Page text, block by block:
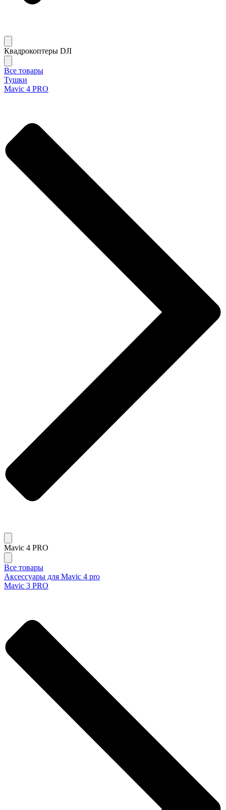
Квадрокоптеры DJI
Все товары
Тушки
Mavic 4 PRO
Mavic 4 PRO
Все товары
Аксессуары для Mavic 4 pro
Mavic 3 PRO